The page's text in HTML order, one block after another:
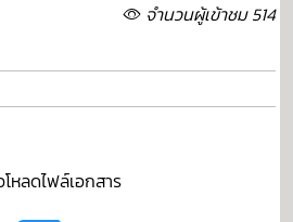
จำนวนผู้เข้าชม 514
โหลดไฟล์เอกสาร